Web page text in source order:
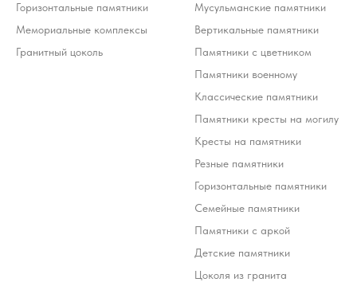
Горизонтальные памятники
Мемориальные комплексы
Гранитный цоколь
Мусульманские памятники
Вертикальные памятники
Памятники с цветником
Памятники военному
Классические памятники
Памятники кресты на могилу
Кресты на памятники
Резные памятники
Горизонтальные памятники
Семейные памятники
Памятники с аркой
Детские памятники
Цоколя из гранита